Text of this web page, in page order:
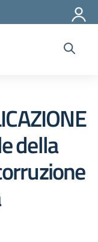
della